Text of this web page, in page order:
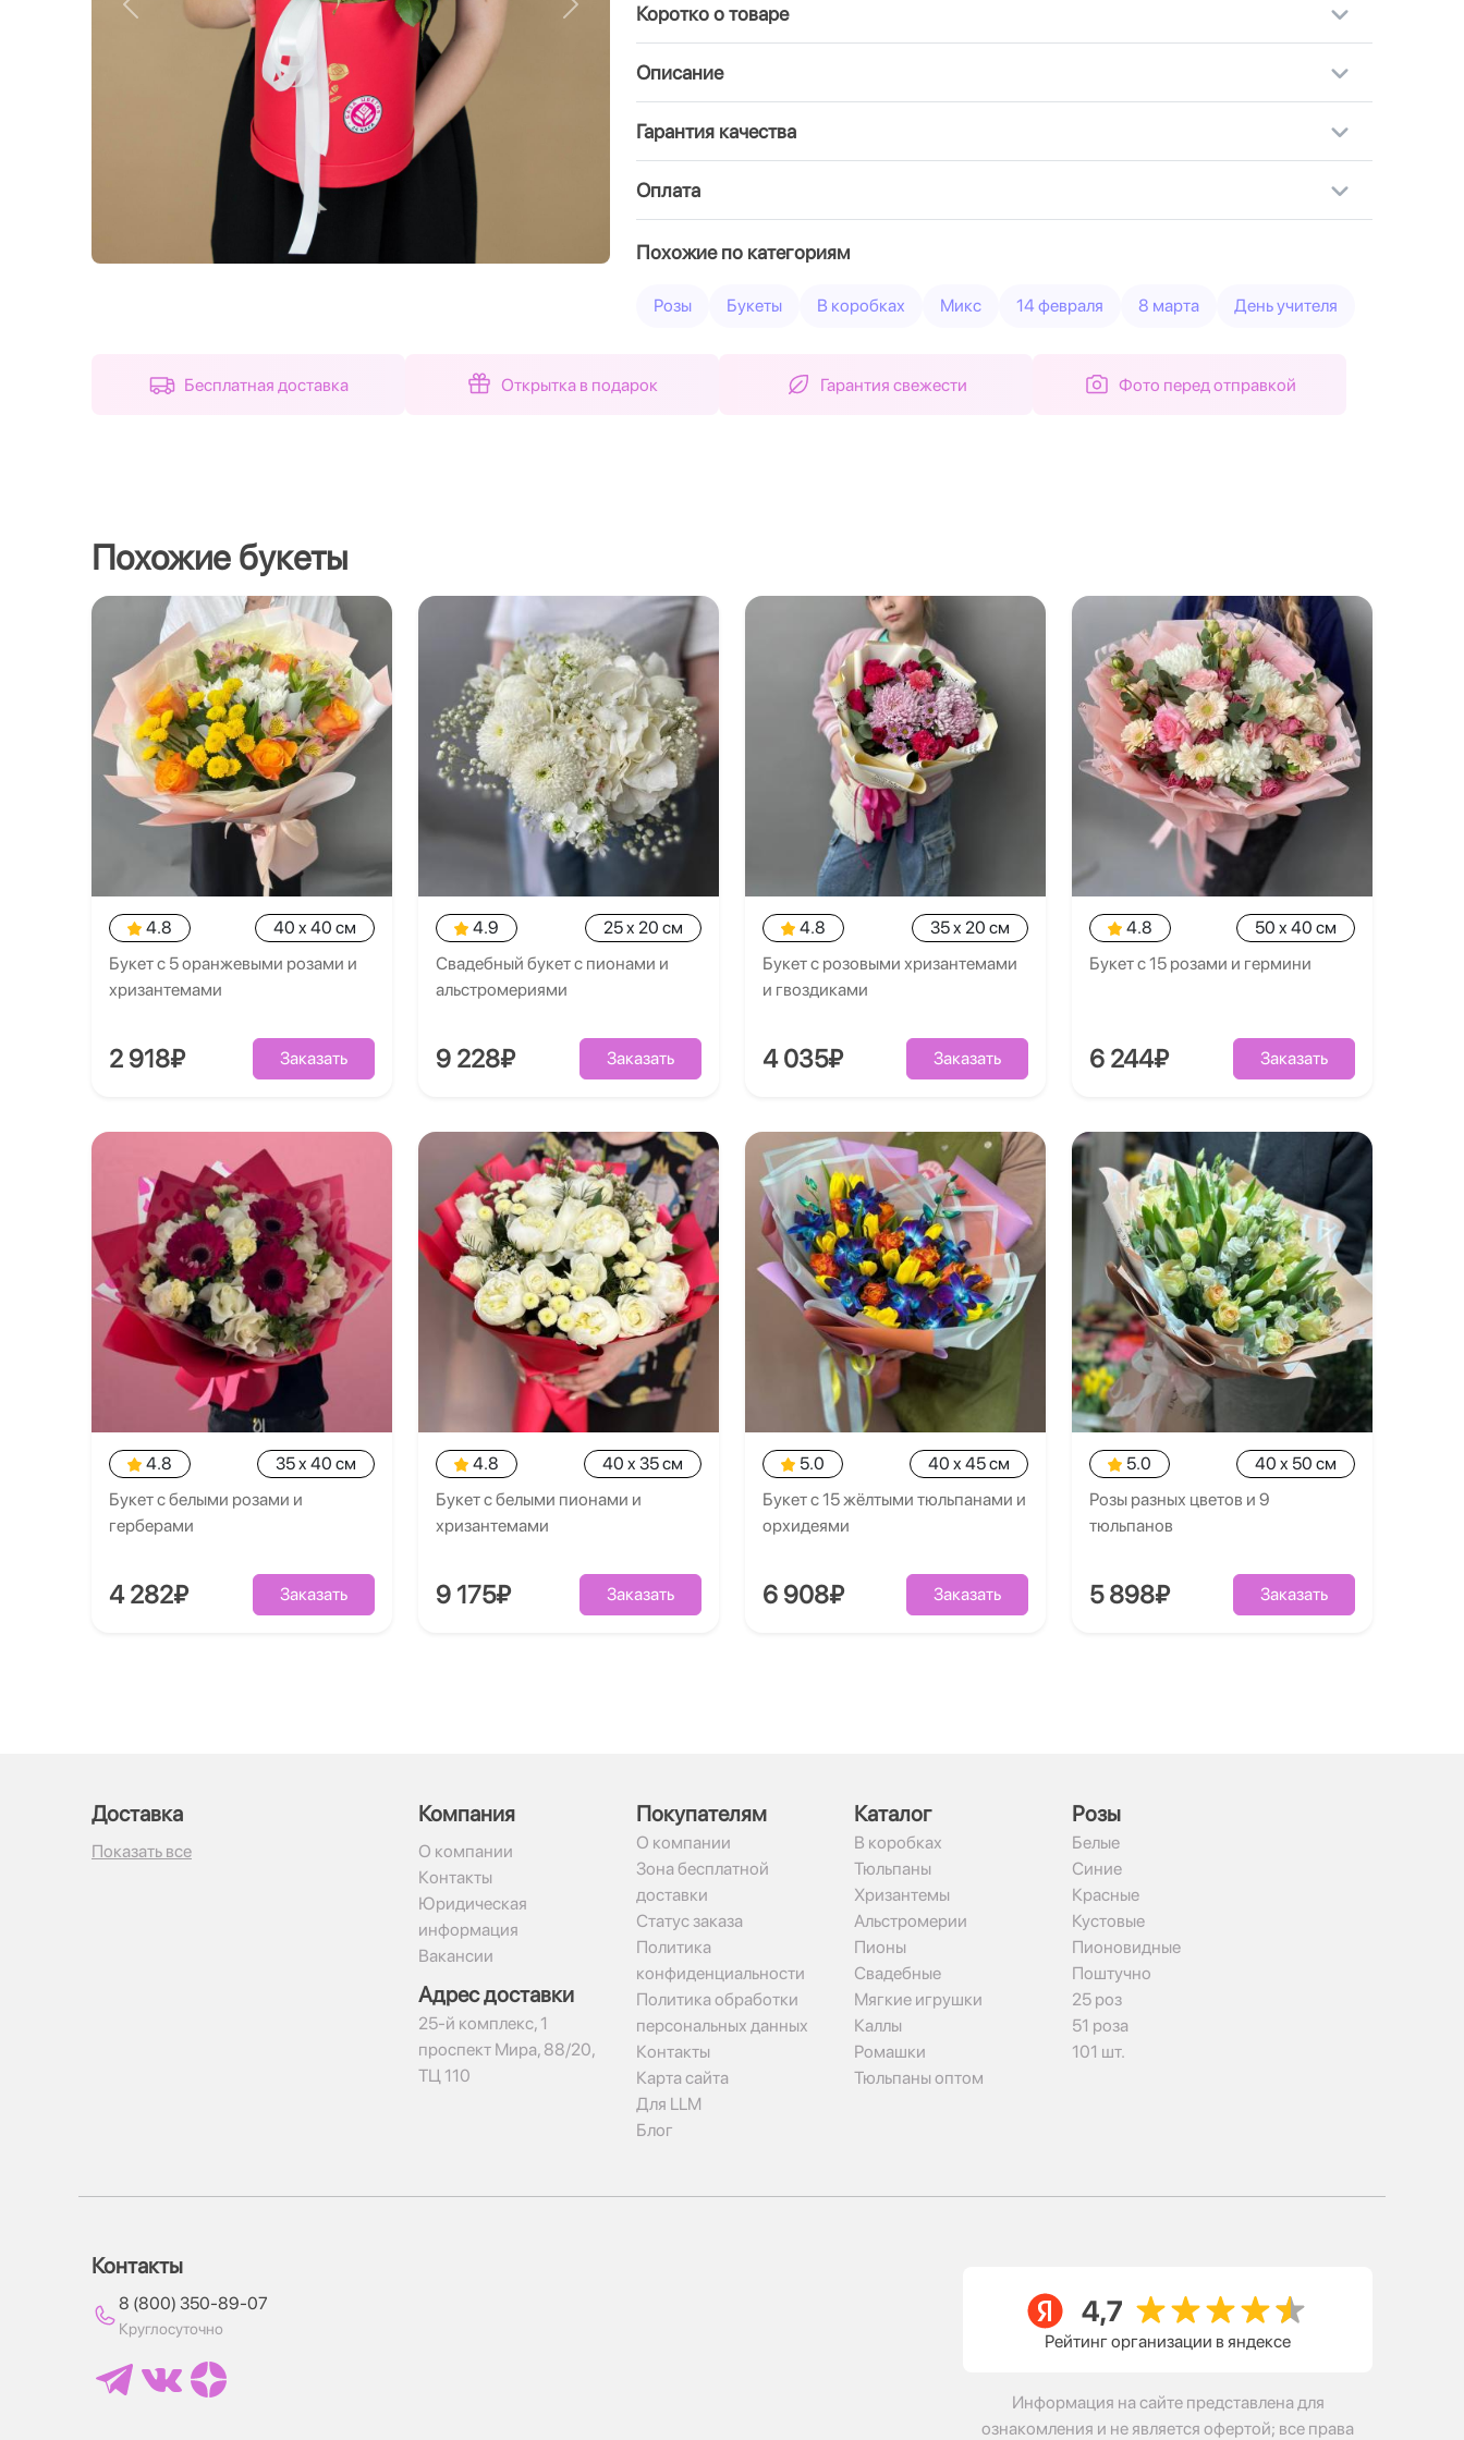
Назад Вперед Коротко о товаре
Описание
Гарантия качества
Оплата
Похожие по категориям
Розы Букеты В коробках Микс 14 февраля 8 марта День учителя
Бесплатная доставка Открытка в подарок Гарантия свежести Фото перед отправкой
Похожие букеты
4.8
40 x 40 см
Букет с 5 оранжевыми розами и
хризантемами
2 918₽ Заказать
4.9
25 x 20 см
Свадебный букет с пионами и
альстромериями
9 228₽ Заказать
4.8
35 x 20 см
Букет с розовыми хризантемами
и гвоздиками
4 035₽ Заказать
4.8
50 x 40 см
Букет с 15 розами и гермини
6 244₽ Заказать
4.8
35 x 40 см
Букет с белыми розами и
герберами
4 282₽ Заказать
4.8
40 x 35 см
Букет с белыми пионами и
хризантемами
9 175₽ Заказать
5.0
40 x 45 см
Букет с 15 жёлтыми тюльпанами и
орхидеями
6 908₽ Заказать
5.0
40 x 50 см
Розы разных цветов и 9
тюльпанов
5 898₽ Заказать
Доставка
Показать все
Компания
О компании
Контакты
Юридическая
информация
Вакансии
Адрес доставки
​25-й комплекс, 1​
проспект Мира, 88/20,
ТЦ 110
Покупателям
О компании
Зона бесплатной
доставки
Статус заказа
Политика
конфиденциальности
Политика обработки
персональных данных
Контакты
Карта сайта
Для LLM
Блог
Каталог
В коробках
Тюльпаны
Хризантемы
Альстромерии
Пионы
Свадебные
Мягкие игрушки
Каллы
Ромашки
Тюльпаны оптом
Рoзы
Белые
Синие
Красные
Кустовые
Пионовидные
Поштучно
25 роз
51 роза
101 шт.
Контакты
8 (800) 350-89-07
Круглосуточно
Рейтинг организации в яндексе
Информация на сайте представлена для
ознакомления и не является офертой; все права